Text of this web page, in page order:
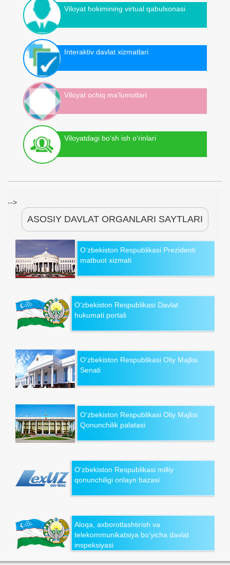
Viloyat hokimining virtual qabulxonasi
Interaktiv davlat xizmatlari
Viloyat ochiq ma'lumotlari
Viloyatdagi bo‘sh ish o‘rinlari
-->
ASOSIY DAVLAT ORGANLARI SAYTLARI
O‘zbekiston Respublikasi Prezidenti
matbuot xizmati
O‘zbekiston Respublikasi Davlat
hukumati portali
O‘zbekiston Respublikasi Oliy Majlisi
Senati
O‘zbekiston Respublikasi Oliy Majlisi
Qonunchilik palatasi
O‘zbekiston Respublikasi milliy
qonunchiligi onlayn bazasi
Aloqa, axborotlashtirish va
telekommunikatsiya bo‘yicha davlat
inspeksiyasi